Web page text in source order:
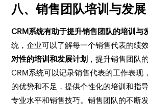
八、销售团队培训与发展
CRM系统有助于提升销售团队的培训与
统，企业可以了解每一个销售代表的绩
对性的培训和发展计划 ，提升销售团队
CRM系统可以记录销售代表的工作表现
的优势和不足，提供个性化的培训和指
专业水平和销售技巧。销售团队的不断